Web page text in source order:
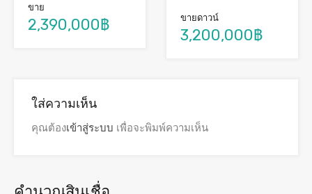
ขาย
2,390,000฿ ขายดาวน์
3,200,000฿
ใส่ความเห็น
คุณต้องเข้าสู่ระบบ เพื่อจะพิมพ์ความเห็น